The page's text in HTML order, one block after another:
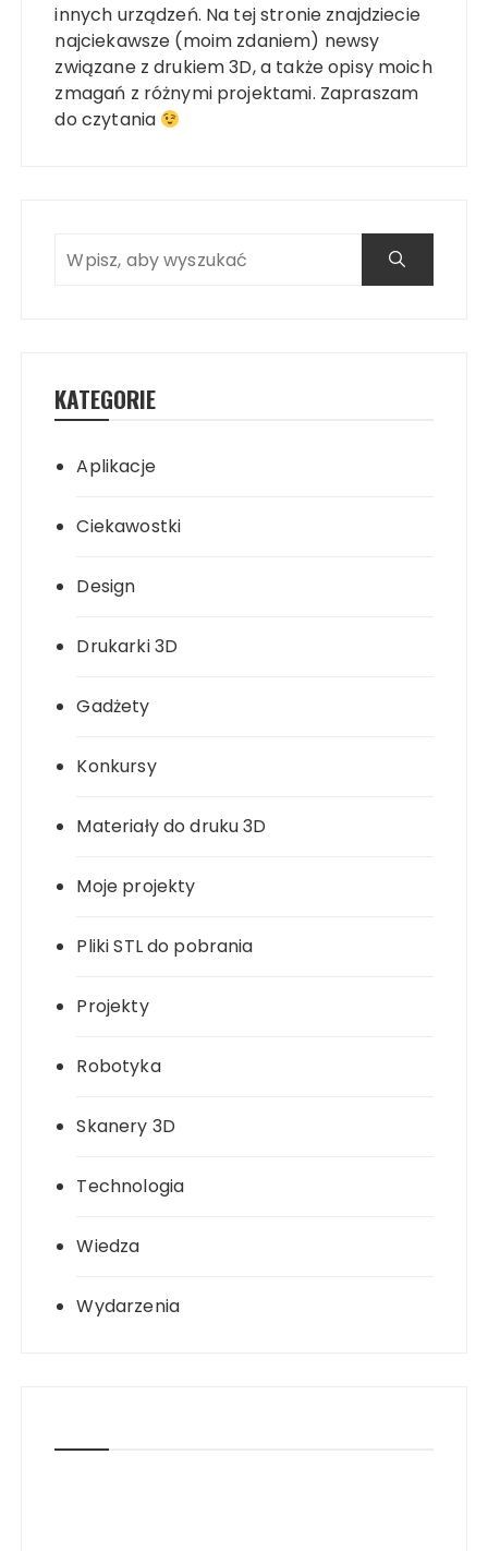
innych urządzeń. Na tej stronie znajdziecie
najciekawsze (moim zdaniem) newsy
związane z drukiem 3D, a także opisy moich
zmagań z różnymi projektami. Zapraszam
do czytania
KATEGORIE
Aplikacje
Ciekawostki
Design
Drukarki 3D
Gadżety
Konkursy
Materiały do druku 3D
Moje projekty
Pliki STL do pobrania
Projekty
Robotyka
Skanery 3D
Technologia
Wiedza
Wydarzenia